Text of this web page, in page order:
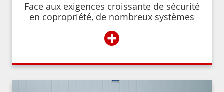
Face aux exigences croissante de sécurité
en copropriété, de nombreux systèmes
l’accès à l’immeuble aux résidents ou aux
personnes autorisées par ces derniers.
+